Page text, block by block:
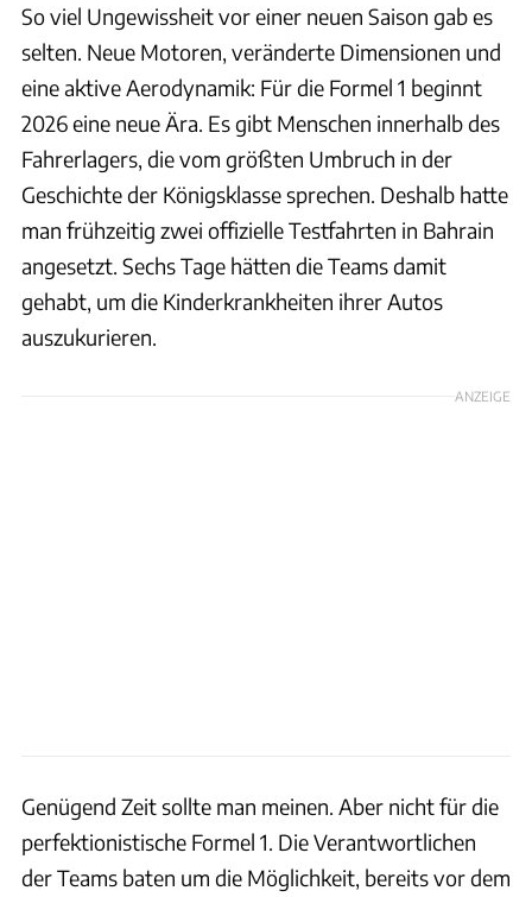
So viel Ungewissheit vor einer neuen Saison gab es
selten. Neue Motoren, veränderte Dimensionen und
eine aktive Aerodynamik: Für die Formel 1 beginnt
2026 eine neue Ära. Es gibt Menschen innerhalb des
Fahrerlagers, die vom größten Umbruch in der
Geschichte der Königsklasse sprechen. Deshalb hatte
man frühzeitig zwei offizielle Testfahrten in Bahrain
angesetzt. Sechs Tage hätten die Teams damit
gehabt, um die Kinderkrankheiten ihrer Autos
auszukurieren.
ANZEIGE
Genügend Zeit sollte man meinen. Aber nicht für die
perfektionistische Formel 1. Die Verantwortlichen
der Teams baten um die Möglichkeit, bereits vor dem